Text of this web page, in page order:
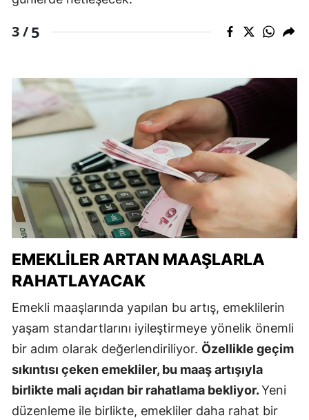
3 /5
EMEKLILER ARTAN MAAŞLARLA
RAHATLAYACAK
Emekli maaşlarında yapılan bu artış, emeklilerin
yaşam standartlarını iyileştirmeye yönelik önemli
bir adım olarak değerlendiriliyor. Özellikle geçim
sıkıntısı çeken emekliler, bu maaş artışıyla
birlikte mali açıdan bir rahatlama bekliyor.Yeni
düzenleme ile birlikte, emekliler daha rahat bir